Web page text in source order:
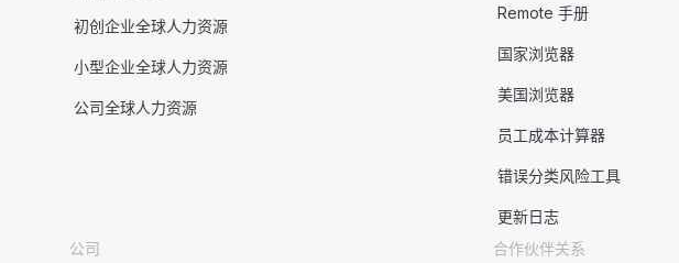
初创企业全球人力资源
小型企业全球人力资源
公司全球人力资源
Remote 手册
国家浏览器
美国浏览器
员工成本计算器
错误分类风险工具
更新日志
公司
合作伙伴关系